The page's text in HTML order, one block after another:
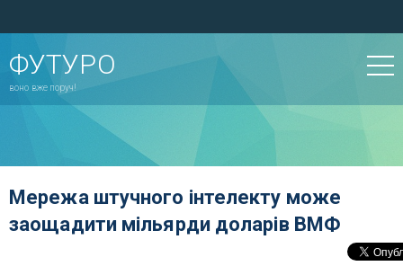
ФУТУРО
воно вже поруч!
Мережа штучного інтелекту може
заощадити мільярди доларів ВМФ